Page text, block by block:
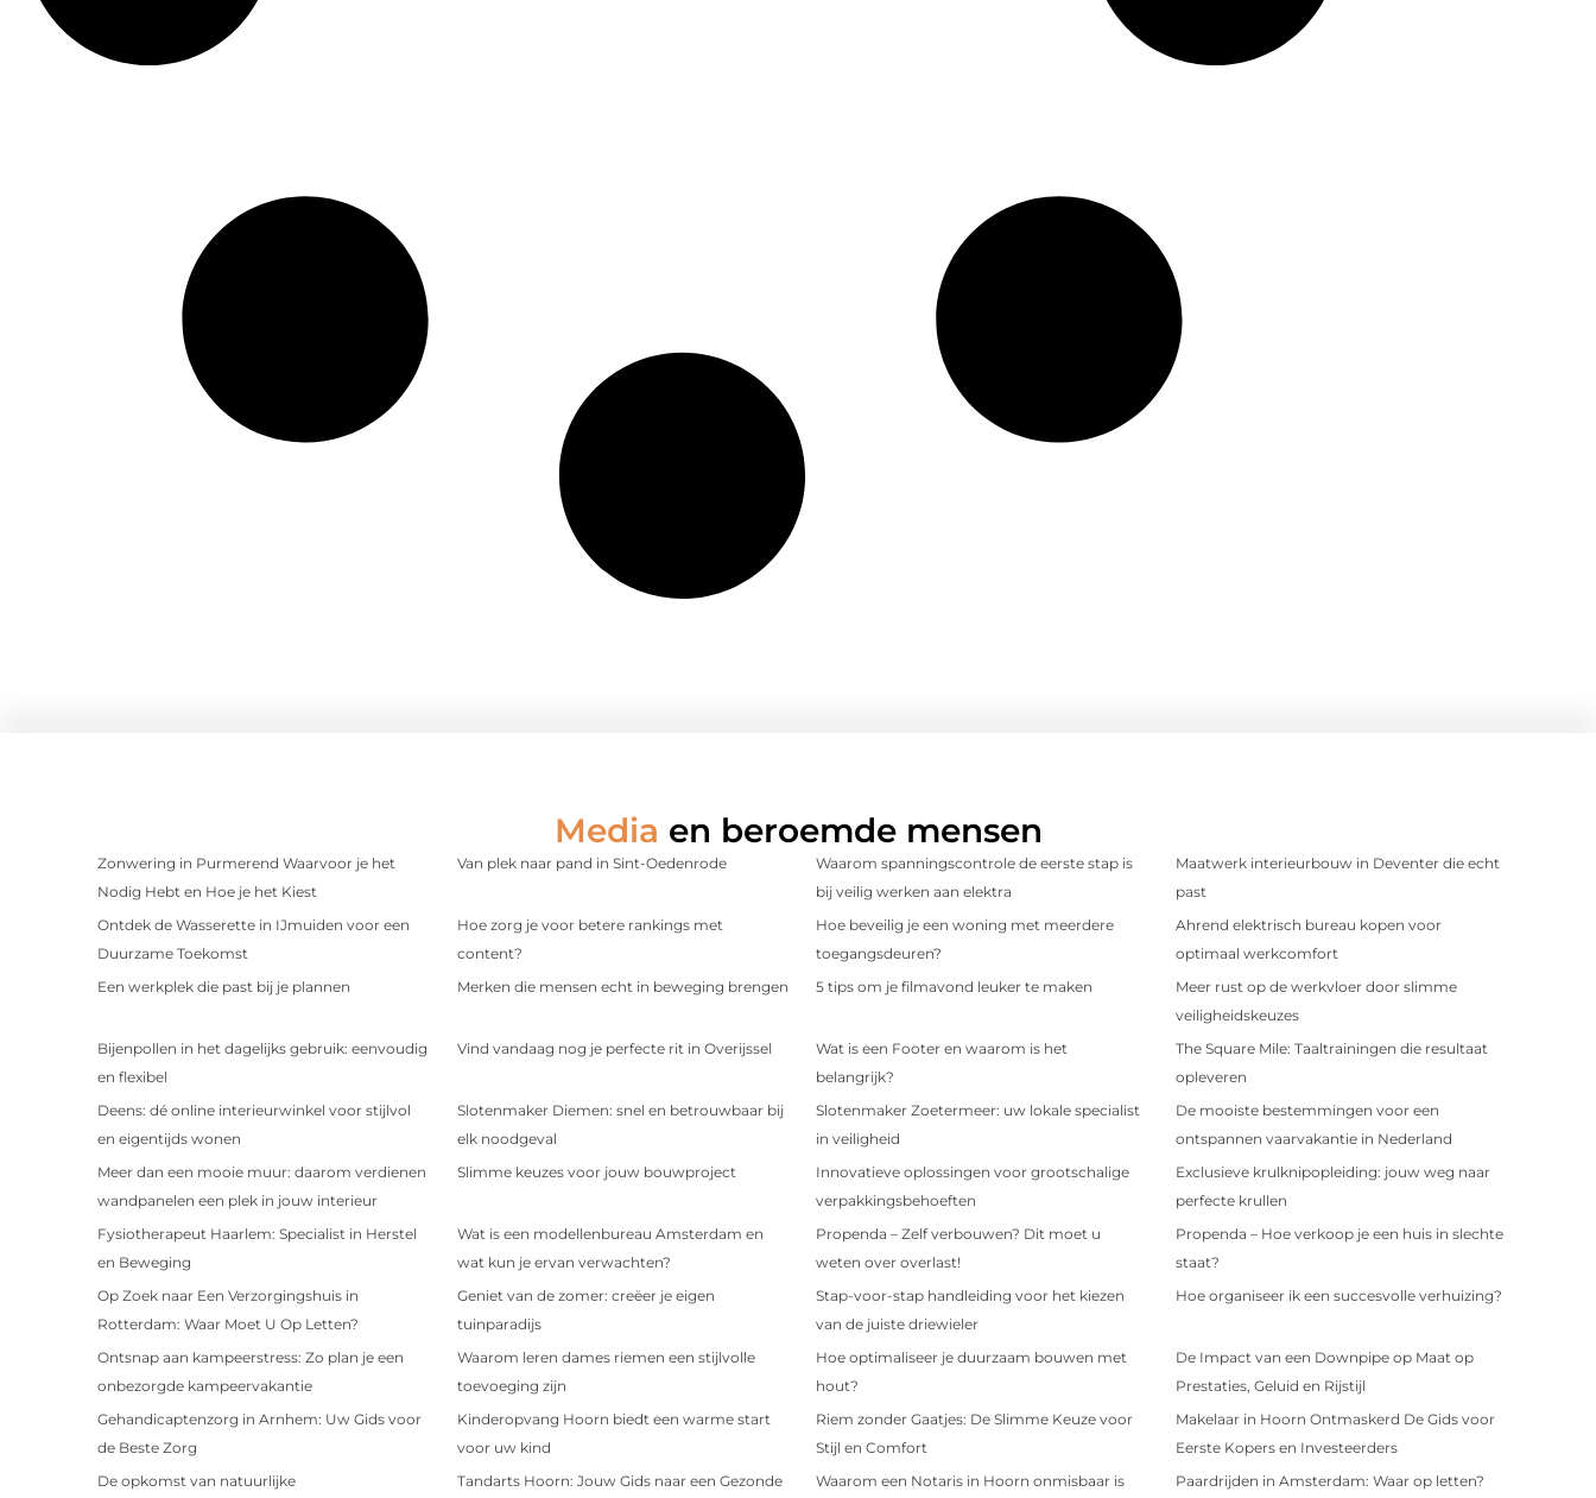
Media en beroemde mensen
Zonwering in Purmerend Waarvoor je het
Nodig Hebt en Hoe je het Kiest
Van plek naar pand in Sint-Oedenrode
Waarom spanningscontrole de eerste stap is
bij veilig werken aan elektra
Maatwerk interieurbouw in Deventer die echt
past
Ontdek de Wasserette in IJmuiden voor een
Duurzame Toekomst
Hoe zorg je voor betere rankings met
content?
Hoe beveilig je een woning met meerdere
toegangsdeuren?
Ahrend elektrisch bureau kopen voor
optimaal werkcomfort
Een werkplek die past bij je plannen
Merken die mensen echt in beweging brengen 5 tips om je filmavond leuker te maken
Meer rust op de werkvloer door slimme
veiligheidskeuzes
Bijenpollen in het dagelijks gebruik: eenvoudig
en flexibel
Vind vandaag nog je perfecte rit in Overijssel
Wat is een Footer en waarom is het
belangrijk?
The Square Mile: Taaltrainingen die resultaat
opleveren
Deens: dé online interieurwinkel voor stijlvol
en eigentijds wonen
Slotenmaker Diemen: snel en betrouwbaar bij
elk noodgeval
Slotenmaker Zoetermeer: uw lokale specialist
in veiligheid
De mooiste bestemmingen voor een
ontspannen vaarvakantie in Nederland
Meer dan een mooie muur: daarom verdienen
wandpanelen een plek in jouw interieur
Slimme keuzes voor jouw bouwproject
Innovatieve oplossingen voor grootschalige
verpakkingsbehoeften
Exclusieve krulknipopleiding: jouw weg naar
perfecte krullen
Fysiotherapeut Haarlem: Specialist in Herstel
en Beweging
Wat is een modellenbureau Amsterdam en
wat kun je ervan verwachten?
Propenda – Zelf verbouwen? Dit moet u
weten over overlast!
Propenda – Hoe verkoop je een huis in slechte
staat?
Op Zoek naar Een Verzorgingshuis in
Rotterdam: Waar Moet U Op Letten?
Geniet van de zomer: creëer je eigen
tuinparadijs
Stap-voor-stap handleiding voor het kiezen
van de juiste driewieler
Hoe organiseer ik een succesvolle verhuizing?
Ontsnap aan kampeerstress: Zo plan je een
onbezorgde kampeervakantie
Waarom leren dames riemen een stijlvolle
toevoeging zijn
Hoe optimaliseer je duurzaam bouwen met
hout?
De Impact van een Downpipe op Maat op
Prestaties, Geluid en Rijstijl
Gehandicaptenzorg in Arnhem: Uw Gids voor
de Beste Zorg
Kinderopvang Hoorn biedt een warme start
voor uw kind
Riem zonder Gaatjes: De Slimme Keuze voor
Stijl en Comfort
Makelaar in Hoorn Ontmaskerd De Gids voor
Eerste Kopers en Investeerders
De opkomst van natuurlijke
Tandarts Hoorn: Jouw Gids naar een Gezonde
Waarom een Notaris in Hoorn onmisbaar is
Paardrijden in Amsterdam: Waar op letten?